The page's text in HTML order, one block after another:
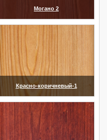
Могано 2
Красно-коричневый-1